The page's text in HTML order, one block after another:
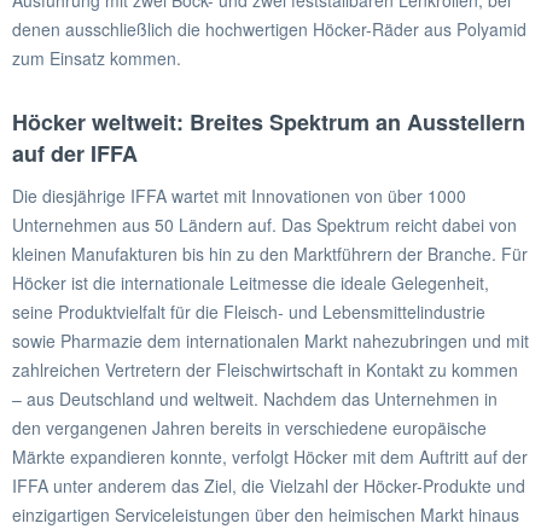
denen ausschließlich die hochwertigen Höcker-Räder aus Polyamid
zum Einsatz kommen.
Höcker weltweit: Breites Spektrum an Ausstellern
auf der IFFA
Die diesjährige IFFA wartet mit Innovationen von über 1000
Unternehmen aus 50 Ländern auf. Das Spektrum reicht dabei von
kleinen Manufakturen bis hin zu den Marktführern der Branche. Für
Höcker ist die internationale Leitmesse die ideale Gelegenheit,
seine Produktvielfalt für die Fleisch- und Lebensmittelindustrie
sowie Pharmazie dem internationalen Markt nahezubringen und mit
zahlreichen Vertretern der Fleischwirtschaft in Kontakt zu kommen
– aus Deutschland und weltweit. Nachdem das Unternehmen in
den vergangenen Jahren bereits in verschiedene europäische
Märkte expandieren konnte, verfolgt Höcker mit dem Auftritt auf der
IFFA unter anderem das Ziel, die Vielzahl der Höcker-Produkte und
einzigartigen Serviceleistungen über den heimischen Markt hinaus